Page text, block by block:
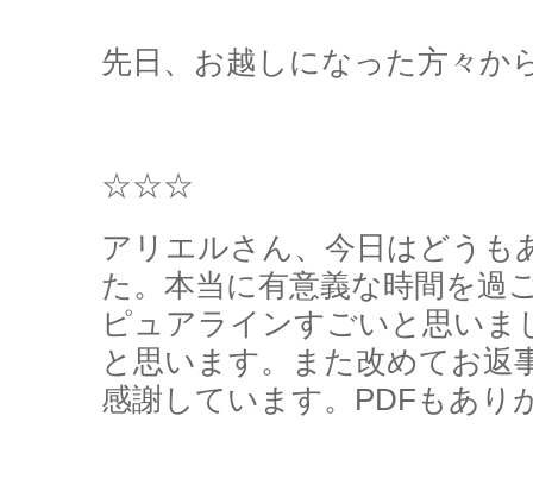
先日、お越しになった方々か
☆☆☆
アリエルさん、今日はどうも
た。本当に有意義な時間を過
ピュアラインすごいと思いま
と思います。また改めてお返
感謝しています。PDFもあり